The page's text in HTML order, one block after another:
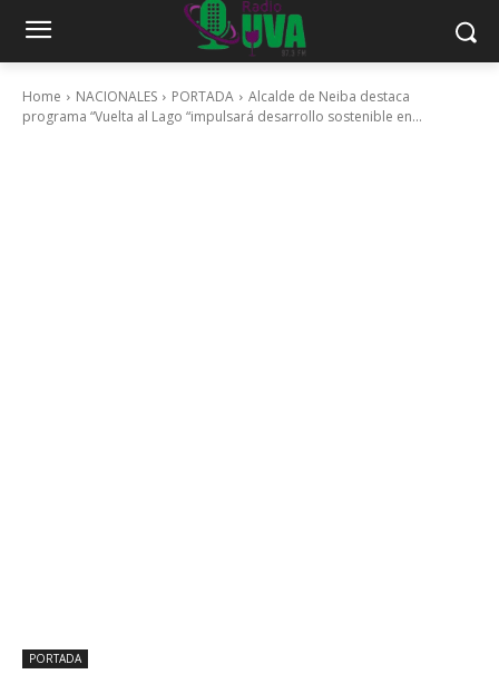
Home NACIONALES PORTADA
Alcalde de Neiba destaca
programa “Vuelta al Lago “impulsará desarrollo sostenible en...
PORTADA